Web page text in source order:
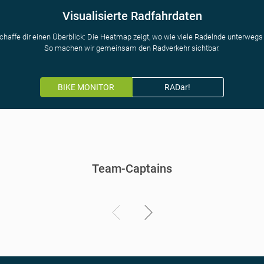
Visualisierte Radfahrdaten
dir einen Überblick: Die Heatmap zeigt, wo wie viele Radelnde unterwegs
So machen wir gemeinsam den Radverkehr sichtbar.
BIKE MONITOR RADar!
Team-Captains